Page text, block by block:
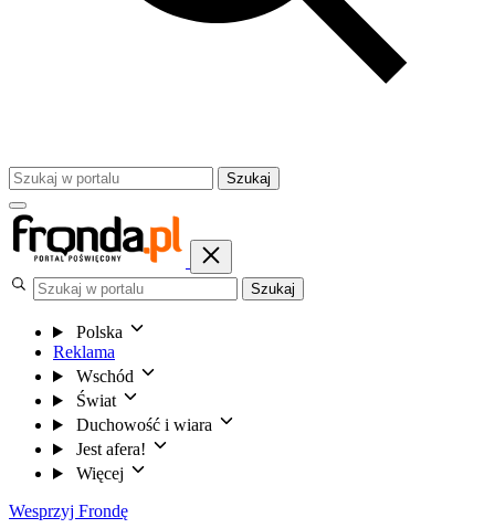
Szukaj
Szukaj
Polska
Reklama
Wschód
Świat
Duchowość i wiara
Jest afera!
Więcej
Wesprzyj Frondę